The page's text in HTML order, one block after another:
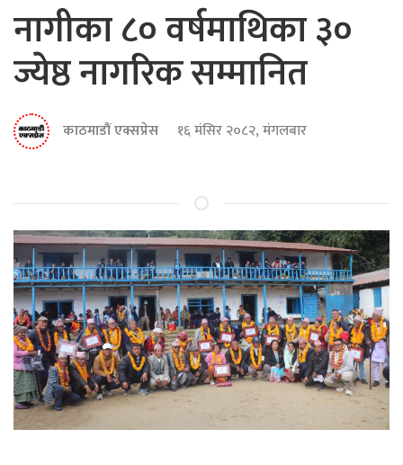
नागीका ८० वर्षमाथिका ३०
ज्येष्ठ नागरिक सम्मानित
काठमाडौं एक्सप्रेस १६ मंसिर २०८२, मंगलबार